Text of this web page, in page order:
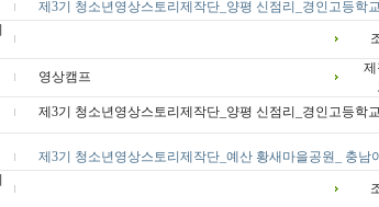
제3기 청소년영상스토리제작단_양평 신점리_경인고등학교
영상캠프
제
제3기 청소년영상스토리제작단_양평 신점리_경인고등학교
제3기 청소년영상스토리제작단_예산 황새마을공원_ 충